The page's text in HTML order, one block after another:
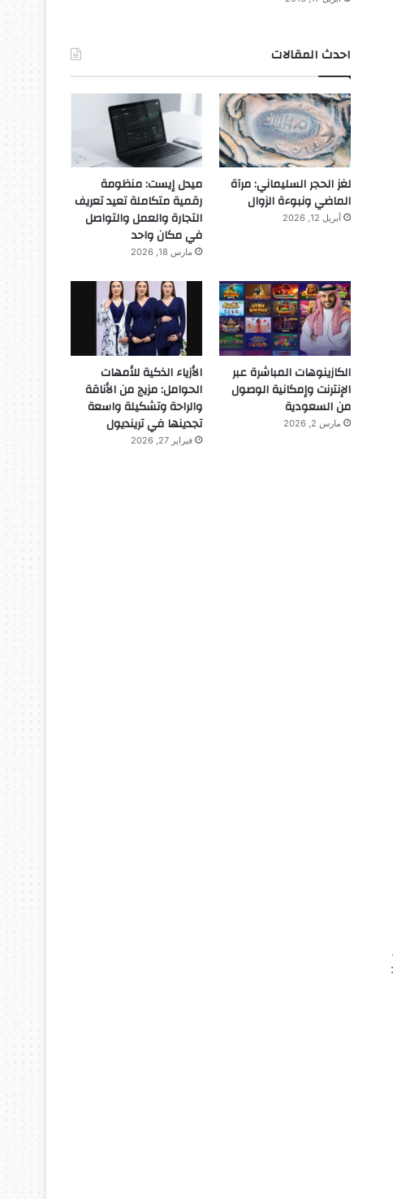
احدث المقالات
لغز الحجر السليماني: مرآة
الماضي ونبوءة الزوال
أبريل 12, 2026
ميدل إيست: منظومة
رقمية متكاملة تعيد تعريف
التجارة والعمل والتواصل
في مكان واحد
مارس 18, 2026
الكازينوهات المباشرة عبر
الإنترنت وإمكانية الوصول
من السعودية
مارس 2, 2026
الأزياء الذكية للأمهات
الحوامل: مزيج من الأناقة
والراحة وتشكيلة واسعة
تجدينها في ترينديول
فبراير 27, 2026